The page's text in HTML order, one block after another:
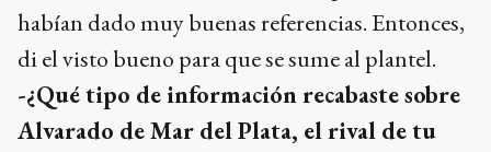
habían dado muy buenas referencias. Entonces,
di el visto bueno para que se sume al plantel.
-¿Qué tipo de información recabaste sobre
Alvarado de Mar del Plata, el rival de tu